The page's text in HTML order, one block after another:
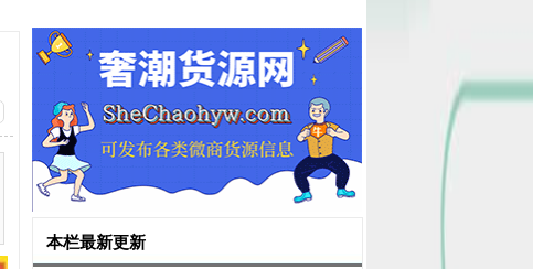
本栏最新更新